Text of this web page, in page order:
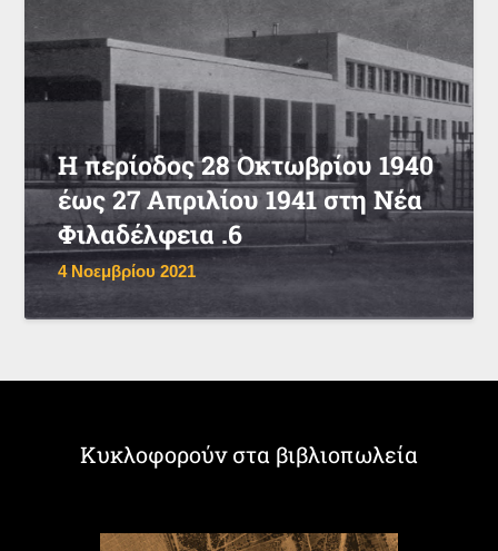
Η περίοδος 28 Οκτωβρίου 1940
έως 27 Απριλίου 1941 στη Νέα
Φιλαδέλφεια .6
4 Νοεμβρίου 2021
Κυκλοφορούν στα βιβλιοπωλεία